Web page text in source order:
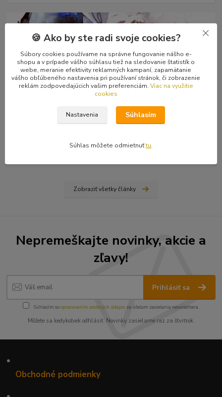
Ako nájsť vydavateľa, či vydať vlastnú knihu? Rady a tipy
vydavateľa (ale aj to má svoju technológiu), alebo si prvotinu
Zobraziť všetky články
Nepremeškajte novinky, akcie a
zľavy!
Prihlásiť sa
Súhlasím sospracovaním osobných údajov za účelom zasielania newslettera.
Môžete sa kedykoľvek odhlásiť. Novinky zasielame raz za štvrťrok.
•
Obchodné podmienky
🍪 Ako by ste radi svoje cookies?
Súbory cookies používame na správne fungovanie nášho e-
shopu a v prípade vášho súhlasu tiež na sledovanie štatistík o
webe, meranie efektivity reklamných kampaní, zapamätanie
vášho obľúbeného nastavenia pri používaní stránok, či zobrazenie
reklám zodpovedajúcich vašim preferenciám. Viac na využitie
cookies
Nastavenia Súhlasím
Súhlas môžete odmietnuťtu.